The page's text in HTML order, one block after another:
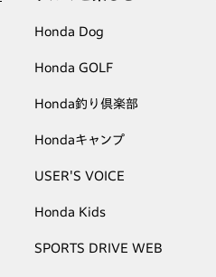
Honda Dog
Honda GOLF
Honda釣り倶楽部
Hondaキャンプ
USER'S VOICE
Honda Kids
SPORTS DRIVE WEB